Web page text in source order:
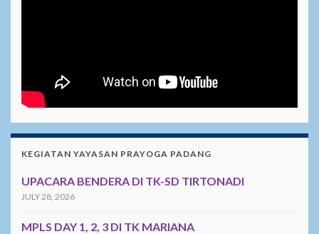
KEGIATAN YAYASAN PRAYOGA PADANG
UPACARA BENDERA DI TK-SD TIRTONADI
JULY 28, 2026
MPLS DAY 1, 2, 3 DI TK MARIANA